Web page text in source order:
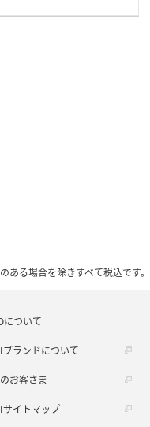
ある場合を除きすべて税込です。
について
ブランドについて
お客さま
サイトマップ